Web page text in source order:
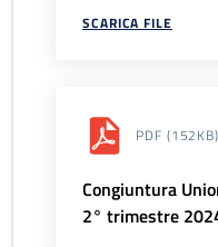
SCARICA FILE
PDF (152KB)
Congiuntura
2° trimestre